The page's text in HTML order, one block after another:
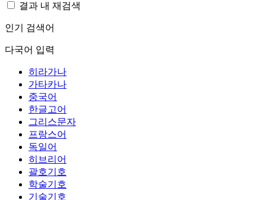
결과 내 재검색
인기 검색어
다국어 입력
히라가나
가타카나
중국어
한글고어
그리스문자
프랑스어
독일어
히브리어
괄호기호
학술기호
기술기호